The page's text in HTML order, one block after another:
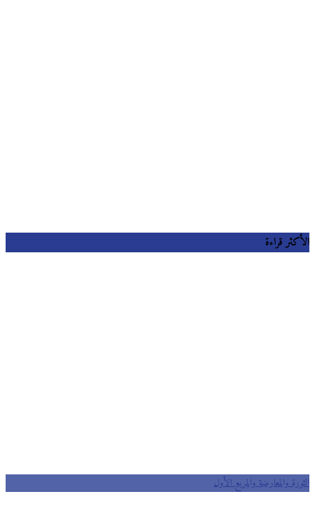
قراءة
والمعارضة والمربع الأول